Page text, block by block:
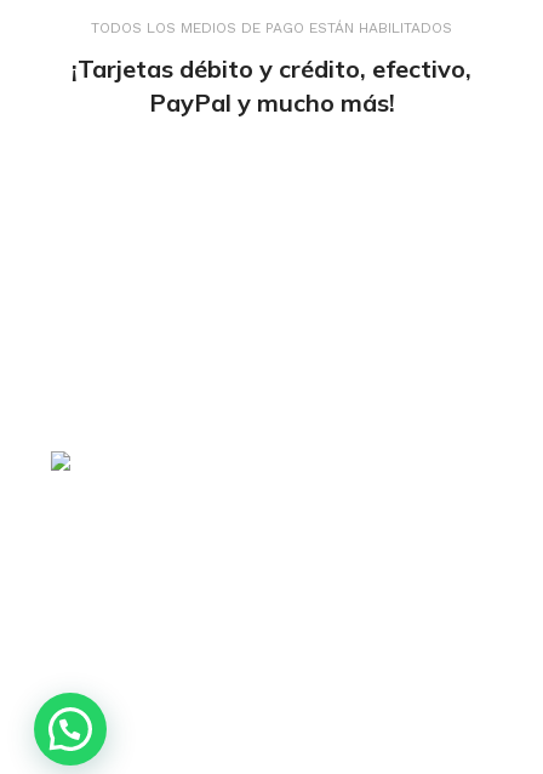
TODOS LOS MEDIOS DE PAGO ESTÁN HABILITADOS
¡Tarjetas débito y crédito, efectivo,
PayPal y mucho más!